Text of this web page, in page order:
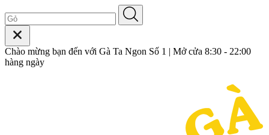
Chào mừng bạn đến với Gà Ta Ngon Số 1 | Mở cửa 8:30 - 22:00
hàng ngày